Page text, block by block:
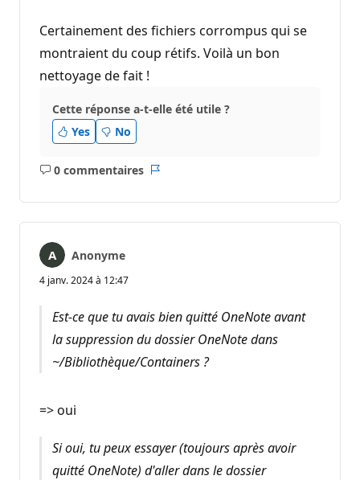
Certainement des fichiers corrompus qui se
montraient du coup rétifs. Voilà un bon
nettoyage de fait !
Cette réponse a-t-elle été utile ?
Yes
No
0 commentaires
Aucun
Anonyme
4 janv. 2024 à 12:47
Est-ce que tu avais bien quitté OneNote avant
la suppression du dossier OneNote dans
~/Bibliothèque/Containers ?
=> oui
Si oui, tu peux essayer (toujours après avoir
quitté OneNote) d'aller dans le dossier